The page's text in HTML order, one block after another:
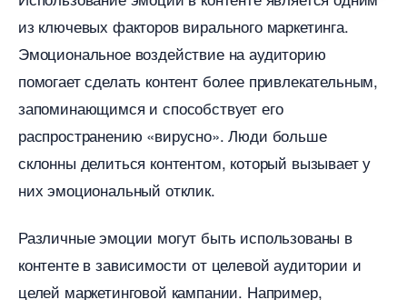
из ключевых факторов вирального маркетинга.
Эмоциональное воздействие на аудиторию
помогает сделать контент более привлекательным,
запоминающимся и способствует его
распространению «вирусно». Люди больше
склонны делиться контентом, который вызывает у
них эмоциональный отклик.
Различные эмоции могут быть использованы
контенте в зависимости от целевой аудитории и
целей маркетинговой кампании. Например,